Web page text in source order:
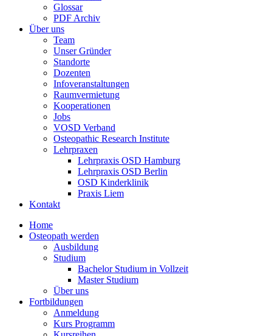
Glossar
PDF Archiv
Über uns
Team
Unser Gründer
Standorte
Dozenten
Infoveranstaltungen
Raumvermietung
Kooperationen
Jobs
VOSD Verband
Osteopathic Research Institute
Lehrpraxen
Lehrpraxis OSD Hamburg
Lehrpraxis OSD Berlin
OSD Kinderklinik
Praxis Liem
Kontakt
Home
Osteopath werden
Ausbildung
Studium
Bachelor Studium in Vollzeit
Master Studium
Über uns
Fortbildungen
Anmeldung
Kurs Programm